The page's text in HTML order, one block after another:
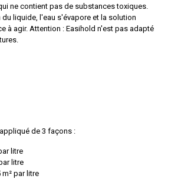
ne contient pas de substances toxiques.
liquide, l'eau s'évapore et la solution
à agir. Attention : Easihold n'est pas adapté
de 3 façons :
litre
litre
m² par litre